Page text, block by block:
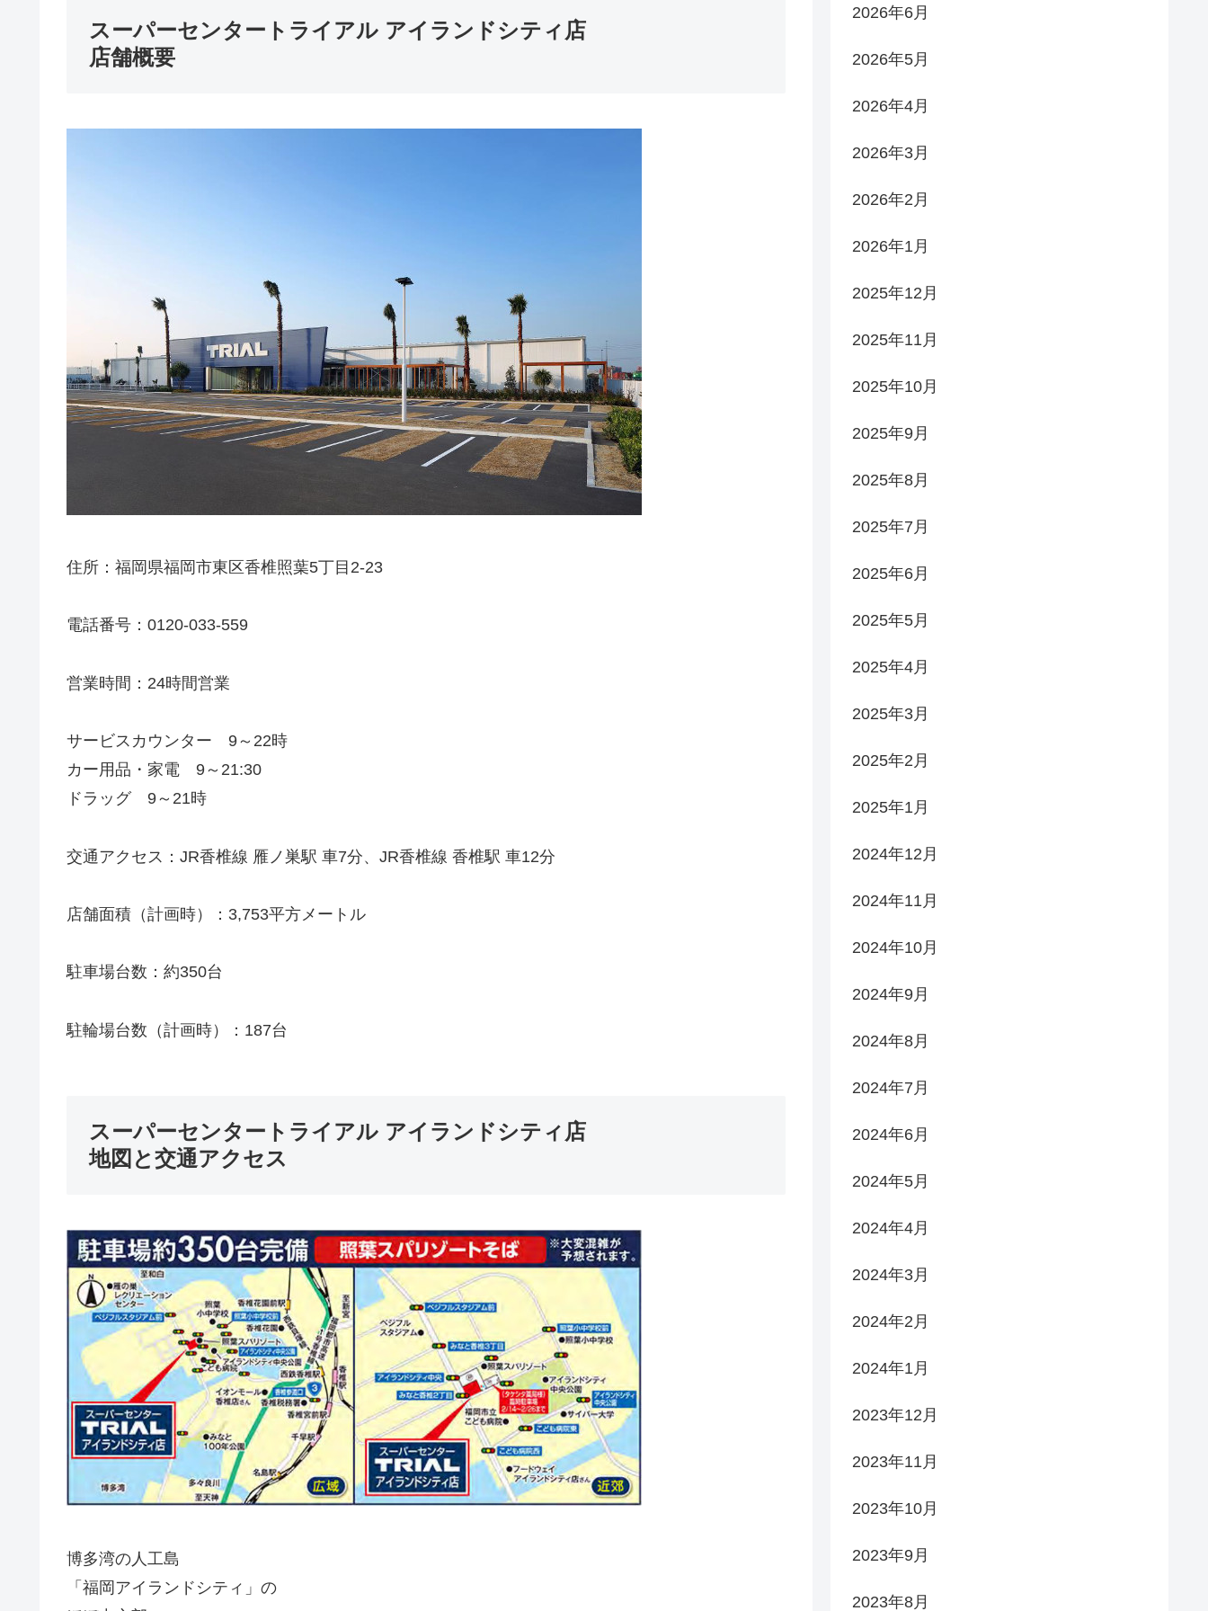
スーパーセンタートライアル アイランドシティ店
店舗概要
住所：福岡県福岡市東区香椎照葉5丁目2-23
電話番号：0120-033-559
営業時間：24時間営業
サービスカウンター 9～22時
カー用品・家電 9～21:30
ドラッグ 9～21時
交通アクセス：JR香椎線 雁ノ巣駅 車7分、JR香椎線 香椎駅 車12分
店舗面積（計画時）：3,753平方メートル
駐車場台数：約350台
駐輪場台数（計画時）：187台
スーパーセンタートライアル アイランドシティ店
地図と交通アクセス
博多湾の人工島
「福岡アイランドシティ」の
2026年6月
2026年5月
2026年4月
2026年3月
2026年2月
2026年1月
2025年12月
2025年11月
2025年10月
2025年9月
2025年8月
2025年7月
2025年6月
2025年5月
2025年4月
2025年3月
2025年2月
2025年1月
2024年12月
2024年11月
2024年10月
2024年9月
2024年8月
2024年7月
2024年6月
2024年5月
2024年4月
2024年3月
2024年2月
2024年1月
2023年12月
2023年11月
2023年10月
2023年9月
2023年8月